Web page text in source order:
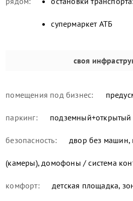
супермаркет АТБ
своя
помещения под бизнес:
паркинг: подземный+открытый
безопасность: двор без
(камеры), домофоны / система
комфорт: детская площадка,